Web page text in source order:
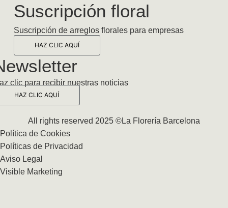
Suscripción floral
Suscripción de arreglos florales para empresas
HAZ CLIC AQUÍ
clic para recibir nuestras noticias
HAZ CLIC AQUÍ
All rights reserved 2025 ©La Florería Barcelona
Política de Cookies
Políticas de Privacidad
Aviso Legal
Visible Marketing